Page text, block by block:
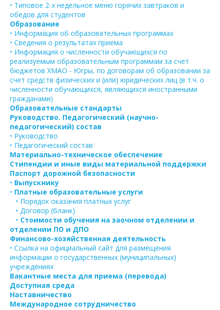
• Типовое 2-х недельное меню горячих завтраков и
обедов для студентов
Образование
• Информация об образовательных программах
• Сведения о результатах приема
• Информация о численности обучающихся по
реализуемым образовательным программам за счет
бюджетов ХМАО - Югры, по договорам об образовании за
счет средств физических и (или) юридических лиц (в т.ч. о
численности обучающихся, являющихся иностранными
гражданами)
Образовательные стандарты
Руководство. Педагогический (научно-
педагогический) состав
• Руководство
• Педагогический состав
Материально-техническое обеспечение
Стипендии и иные виды материальной поддержки
Паспорт дорожной безопасности
• Выпускнику
• Платные образовательные услуги
• Порядок оказания платных услуг
• Договор (бланк)
• Стоимости обучения на заочном отделении и
отделении ПО и ДПО
Финансово-хозяйственная деятельность
• Ссылка на официальный сайт для размещения
информации о государственных (муниципальных)
учреждениях
Вакантные места для приема (перевода)
Доступная среда
Наставничество
Международное сотрудничество